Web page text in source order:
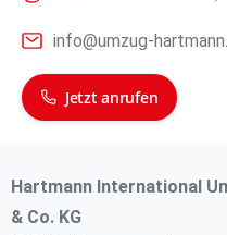
info@umzug-
Jetzt anrufen
Hartmann International
& Co. KG